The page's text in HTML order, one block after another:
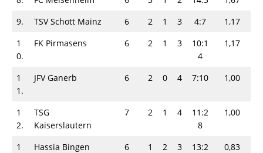
9.
TSV Schott Mainz 6 2 1 3 4:7
1,17
1
0.
FK Pirmasens 6 2 1 3
10:1
4
1,17
1
1.
JFV Ganerb 6 2 0 4 7:10 1,00
1
2.
TSG
Kaiserslautern
7 2 1 4
11:2
8
1,00
1
Hassia Bingen 6 1 2 3
13:2
0,83